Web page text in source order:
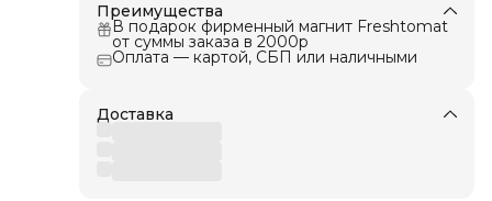
Преимущества
В подарок фирменный магнит Freshtomat
от суммы заказа в 2000р
Оплата — картой, СБП или наличными
Доставка